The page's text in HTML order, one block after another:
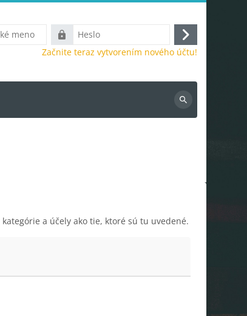
Heslo
Prihlásiť
sa
Začnite teraz vytvorením nového účtu!
Vyhľadať
kurzy
a účely ako tie, ktoré sú tu uvedené.